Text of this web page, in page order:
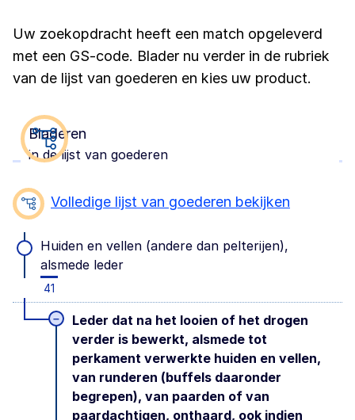
Uw zoekopdracht heeft een match opgeleverd
met een GS-code. Blader nu verder in de rubriek
van de lijst van goederen en kies uw product.
Bladeren
in de lijst van goederen
Volledige lijst van goederen bekijken
Huiden en vellen (andere dan pelterĳen),
alsmede leder
41
–
Leder dat na het looien of het drogen
verder is bewerkt, alsmede tot
perkament verwerkte huiden en vellen,
van runderen (buffels daaronder
begrepen), van paarden of van
paardachtigen, onthaard, ook indien